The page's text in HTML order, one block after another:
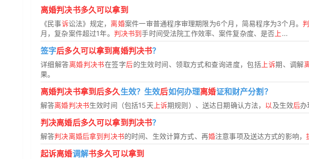
离婚判决书多久可以拿到
《民事诉讼法》规定， 离婚案件一审普通程序审理期限为6个月，简易程序为3个月。
月，复杂案件超过1年。 判决书到手时间受法院工作效率、案件复杂度、是否 上...
签字后多久可以拿到离婚判决书？
详细解答离婚判决书在签字后的生效时间、领取方式和查询进度，包括 上诉期、调解
果。
离婚判决书拿到后多久生效？生效后如何办理离婚证和财产分割？
解答离婚判决书生效时间（包括15天 上诉期规则）、送达日期确认方法， 以 及生效后办
判决离婚后多久可以拿到判决书？
解答判决离婚后拿到判决书的时间、生效计算方式、再婚注意事项及送达方式的影响，
起诉离婚调解书多久可以拿到